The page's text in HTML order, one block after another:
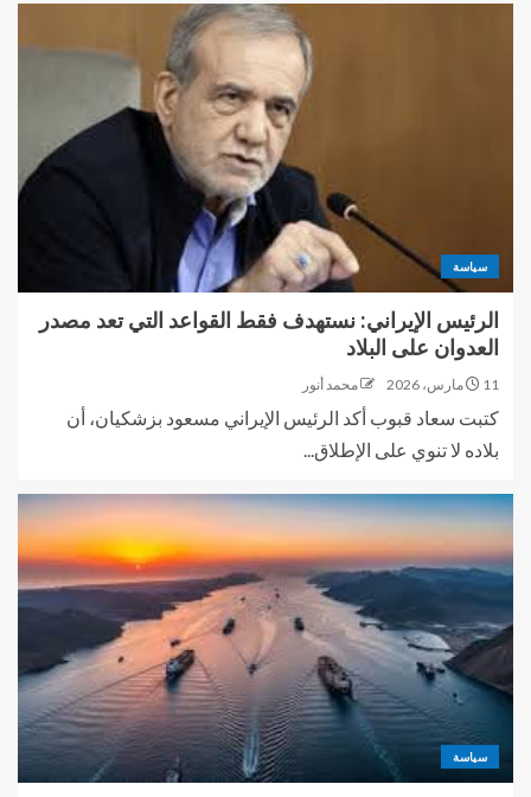
سياسة
الرئيس الإيراني: نستهدف فقط القواعد التي تعد مصدر
العدوان على البلاد
11 مارس، 2026 محمد أنور
كتبت سعاد قبوب أكد الرئيس الإيراني مسعود بزشكيان، أن
بلاده لا تنوي على الإطلاق...
سياسة